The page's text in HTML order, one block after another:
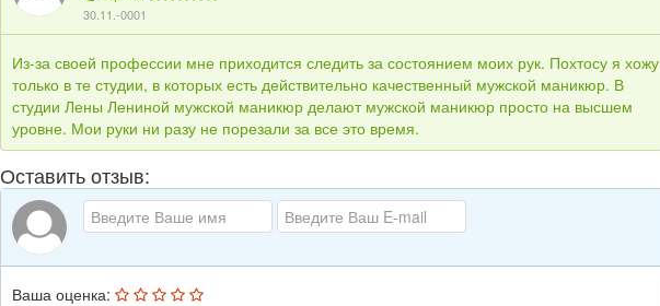
30.11.-0001
Из-за своей профессии мне приходится следить за состоянием моих рук. Похтосу я хожу
только в те студии, в которых есть действительно качественный мужской маникюр. В
студии Лены Лениной мужской маникюр делают мужской маникюр просто на высшем
уровне. Мои руки ни разу не порезали за все это время.
Оставить отзыв:
Ваша оценка: